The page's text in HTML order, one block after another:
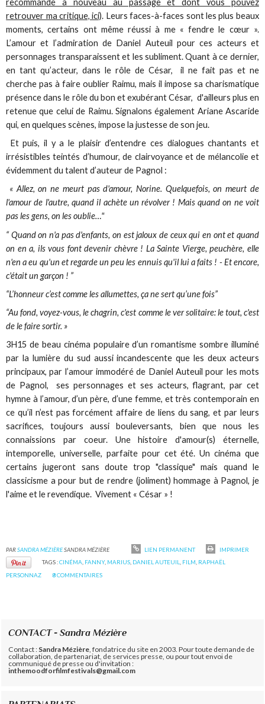
recommande à nouveau au passage et dont vous pouvez
retrouver ma critique, ici). Leurs faces-à-faces sont les plus beaux
moments, certains ont même réussi à me « fendre le cœur ».
L’amour et l’admiration de Daniel Auteuil pour ces acteurs et
personnages transparaissent et les subliment. Quant à ce dernier,
en tant qu’acteur, dans le rôle de César, il ne fait pas et ne
cherche pas à faire oublier Raimu, mais il impose sa charismatique
présence dans le rôle du bon et exubérant César, d'ailleurs plus en
retenue que celui de Raimu. Signalons également Ariane Ascaride
qui, en quelques scènes, impose la justesse de son jeu.
Et puis, il y a le plaisir d’entendre ces dialogues chantants et
irrésistibles teintés d’humour, de clairvoyance et de mélancolie et
évidemment du talent d’auteur de Pagnol :
« Allez, on ne meurt pas d'amour, Norine. Quelquefois, on meurt de
l'amour de l'autre, quand il achète un révolver ! Mais quand on ne voit
pas les gens, on les oublie…"
“ Quand on n'a pas d'enfants, on est jaloux de ceux qui en ont et quand
on en a, ils vous font devenir chèvre ! La Sainte Vierge, peuchère, elle
n'en a eu qu'un et regarde un peu les ennuis qu'il lui a faits ! - Et encore,
c'était un garçon ! ”
“L’honneur c’est comme les allumettes, ça ne sert qu’une fois”
“Au fond, voyez-vous, le chagrin, c'est comme le ver solitaire: le tout, c'est
de le faire sortir. »
3H15 de beau cinéma populaire d’un romantisme sombre illuminé
par la lumière du sud aussi incandescente que les deux acteurs
principaux, par l’amour immodéré de Daniel Auteuil pour les mots
de Pagnol, ses personnages et ses acteurs, flagrant, par cet
hymne à l’amour, d’un père, d’une femme, et très contemporain en
ce qu’il n’est pas forcément affaire de liens du sang, et par leurs
sacrifices, toujours aussi bouleversants, bien que nous les
connaissions par coeur. Une histoire d'amour(s) éternelle,
intemporelle, universelle, parfaite pour cet été. Un cinéma que
certains jugeront sans doute trop "classique" mais quand le
classicisme a pour but de rendre (joliment) hommage à Pagnol, je
l'aime et le revendique. Vivement « César » !
PARSANDRA MÉZIÈRESANDRA MÉZIÈRE LIEN PERMANENT
IMPRIMER
TAGS :CINÉMA FANNY, MARIUS DANIEL AUTEUIL FILM RAPHAËL
PERSONNAZ
8COMMENTAIRES
CONTACT - Sandra Mézière
Contact : Sandra Mézière , fondatrice du site en 2003. Pour toute demande de
collaboration, de partenariat, de services presse, ou pour tout envoi de
communiqué de presse ou d'invitation :
inthemoodforfilmfestivals@gmail.com